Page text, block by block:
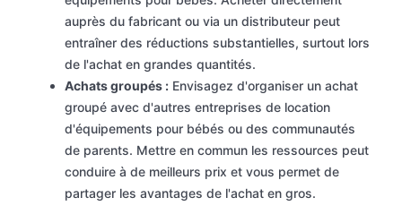
auprès du fabricant ou via un distributeur peut
entraîner des réductions substantielles, surtout lors
de l'achat en grandes quantités.
Achats groupés : Envisagez d'organiser un achat
groupé avec d'autres entreprises de location
d'équipements pour bébés ou des communautés
de parents. Mettre en commun les ressources peut
conduire à de meilleurs prix et vous permet de
partager les avantages de l'achat en gros.